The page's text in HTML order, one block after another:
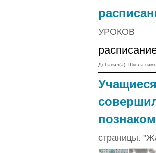
УРОКОВ
Добавил(а): Школа-
страницы.